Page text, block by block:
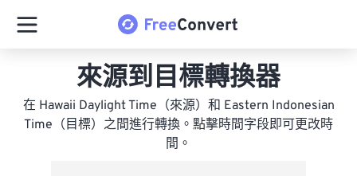
來源到目標轉換器
在 Hawaii Daylight Time（來源）和 Eastern Indonesian
Time（目標）之間進行轉換。點擊時間字段即可更改時
間。